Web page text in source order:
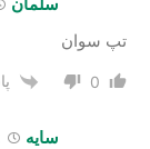
تپ سوان
0
سایه